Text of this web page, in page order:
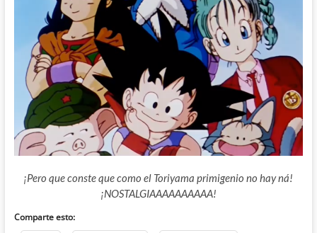
¡Pero que conste que como el Toriyama primigenio no hay ná!
¡NOSTALGIAAAAAAAAAA!
Comparte esto: